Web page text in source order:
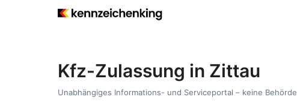
Kfz-Zulassung in Zittau
Unabhängiges Informations- und Serviceportal – keine Behörde